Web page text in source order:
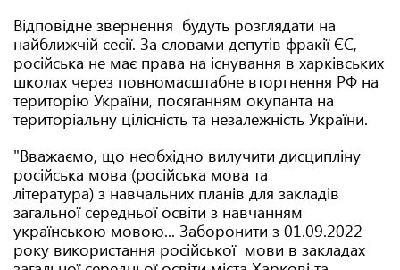
Відповідне звернення будуть розглядати на
найближчій сесії. За словами депутів фракії ЄС,
російська не має права на існування в харківських
школах через повномасштабне вторгнення РФ на
територію України, посяганням окупанта на
територіальну цілісність та незалежність України.
"Вважаємо, що необхідно вилучити дисципліну
російська мова (російська мова та
література) з навчальних планів для закладів
загальної середньої освіти з навчанням
українською мовою... Заборонити з 01.09.2022
року використання російської мови в закладах